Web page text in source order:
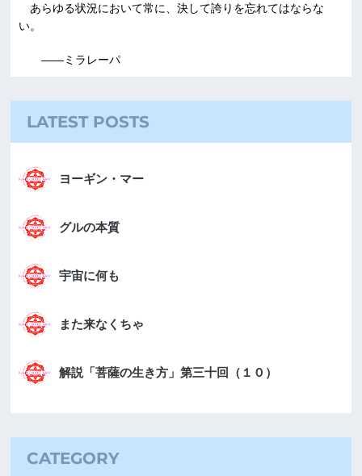
あらゆる状況において常に、決して誇りを忘れてはならな
い。
――ミラレーパ
LATEST POSTS
ヨーギン・マー
グルの本質
宇宙に何も
また来なくちゃ
解説「菩薩の生き方」第三十回（１０）
CATEGORY